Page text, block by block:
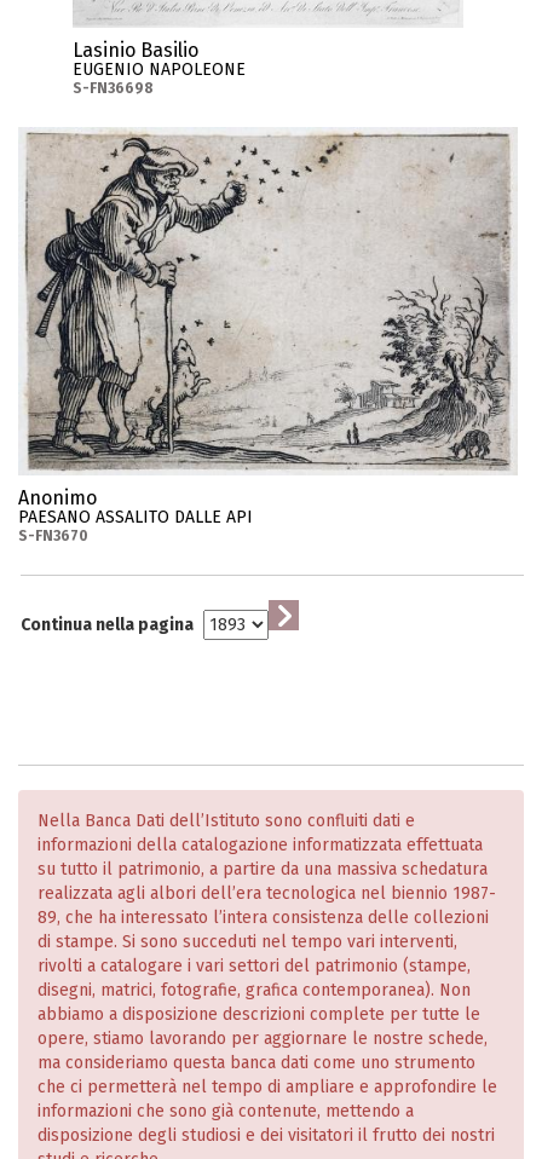
Lasinio Basilio
EUGENIO NAPOLEONE
S-FN36698
Anonimo
PAESANO ASSALITO DALLE API
S-FN3670
Continua nella pagina
Nella Banca Dati dell’Istituto sono confluiti dati e
informazioni della catalogazione informatizzata effettuata
su tutto il patrimonio, a partire da una massiva schedatura
realizzata agli albori dell’era tecnologica nel biennio 1987-
89, che ha interessato l’intera consistenza delle collezioni
di stampe. Si sono succeduti nel tempo vari interventi,
rivolti a catalogare i vari settori del patrimonio (stampe,
disegni, matrici, fotografie, grafica contemporanea). Non
abbiamo a disposizione descrizioni complete per tutte le
opere, stiamo lavorando per aggiornare le nostre schede,
ma consideriamo questa banca dati come uno strumento
che ci permetterà nel tempo di ampliare e approfondire le
informazioni che sono già contenute, mettendo a
disposizione degli studiosi e dei visitatori il frutto dei nostri